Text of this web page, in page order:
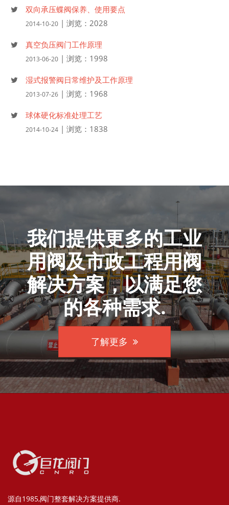
双向承压蝶阀保养、使用要点
2014-10-20 | 浏览：2028
真空负压阀门工作原理
2013-06-20 | 浏览：1998
湿式报警阀日常维护及工作原理
2013-07-26 | 浏览：1968
球体硬化标准处理工艺
2014-10-24 | 浏览：1838
我们提供更多的工业
用阀及市政工程用阀
解决方案，以满足您
的各种需求.
了解更多
源自1985,阀门整套解决方案提供商.